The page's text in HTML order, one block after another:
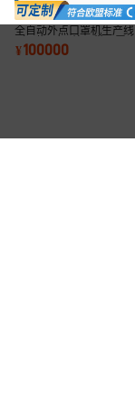
全自动外点口罩机生产线
（一拖三） 外耳带口罩全
自动生产线
¥100000